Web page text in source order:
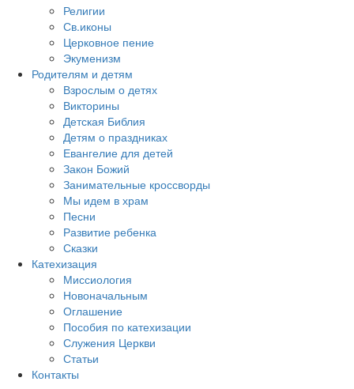
Религии
Св.иконы
Церковное пение
Экуменизм
Родителям и детям
Взрослым о детях
Викторины
Детская Библия
Детям о праздниках
Евангелие для детей
Закон Божий
Занимательные кроссворды
Мы идем в храм
Песни
Развитие ребенка
Сказки
Катехизация
Миссиология
Новоначальным
Оглашение
Пособия по катехизации
Служения Церкви
Статьи
Контакты